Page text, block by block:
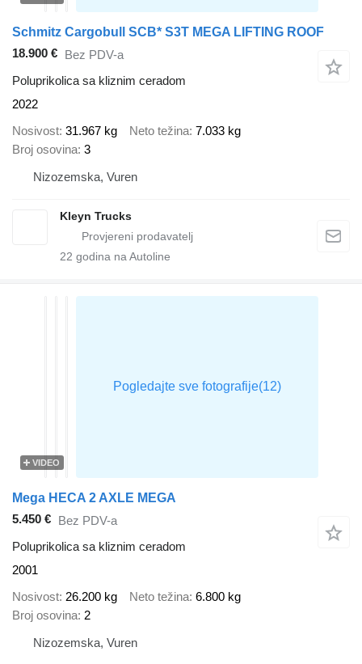
Schmitz Cargobull SCB* S3T MEGA LIFTING ROOF
18.900 € Bez PDV-a
Poluprikolica sa kliznim ceradom
2022
Nosivost 31.967 kg Neto težina 7.033 kg
Broj osovina 3
Nizozemska, Vuren
Kleyn Trucks
22 godina na Autoline
VIDEO
Mega HECA 2 AXLE MEGA
5.450 € Bez PDV-a
Poluprikolica sa kliznim ceradom
2001
Nosivost 26.200 kg Neto težina 6.800 kg
Broj osovina 2
Nizozemska, Vuren